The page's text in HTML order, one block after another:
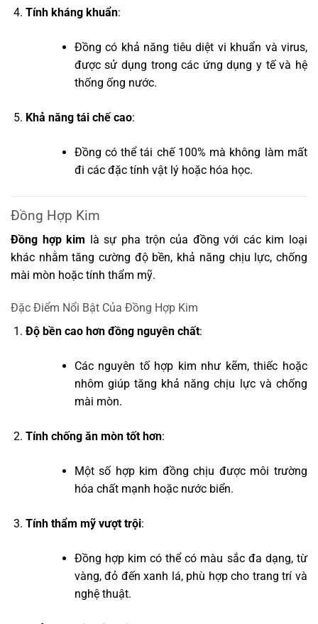
Tính kháng khuẩn:
Đồng có khả năng tiêu diệt vi khuẩn và virus,
được sử dụng trong các ứng dụng y tế và hệ
thống ống nước.
Khả năng tái chế cao:
Đồng có thể tái chế 100% mà không làm mất
đi các đặc tính vật lý hoặc hóa học.
Đồng Hợp Kim
Đồng hợp kim là sự pha trộn của đồng với các kim loại
khác nhằm tăng cường độ bền, khả năng chịu lực, chống
mài mòn hoặc tính thẩm mỹ.
Đặc Điểm Nổi Bật Của Đồng Hợp Kim
Độ bền cao hơn đồng nguyên chất:
Các nguyên tố hợp kim như kẽm, thiếc hoặc
nhôm giúp tăng khả năng chịu lực và chống
mài mòn.
Tính chống ăn mòn tốt hơn:
Một số hợp kim đồng chịu được môi trường
hóa chất mạnh hoặc nước biển.
Tính thẩm mỹ vượt trội:
Đồng hợp kim có thể có màu sắc đa dạng, từ
vàng, đỏ đến xanh lá, phù hợp cho trang trí và
nghệ thuật.